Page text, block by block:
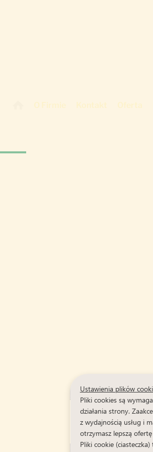
Ustawienia plików
Pliki cookies są
działania strony.
z wydajnością usług i
otrzymasz lepszą
Pliki cookie